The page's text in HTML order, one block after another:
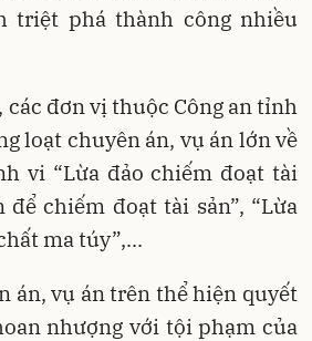
triệt phá thành công nhiều
các đơn vị thuộc Công an tỉnh
loạt chuyên án, vụ án lớn về
vi “Lừa đảo chiếm đoạt tài
để chiếm đoạt tài sản”, “Lừa
ma túy”,...
án, vụ án trên thể hiện quyết
nhượng với tội phạm của